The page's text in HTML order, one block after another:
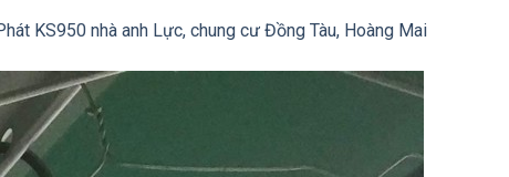
KS950 nhà anh Lực, chung cư Đồng Tàu, Hoàng Mai